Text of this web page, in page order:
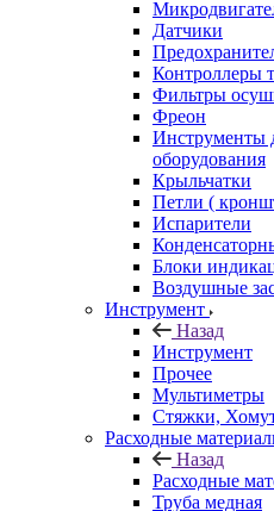
Датчики
Контроллеры
Фильтры
Фреон
Инструменты
оборудования
Крыльчатки
Петли (
Испарители
Блоки
Воздушные
Инструмент
Назад
Инструмент
Прочее
Мультиметры
Стяжки,
Расходные
Назад
Расходные
Труба медная